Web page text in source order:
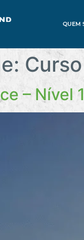
QUEM
– Nível 1